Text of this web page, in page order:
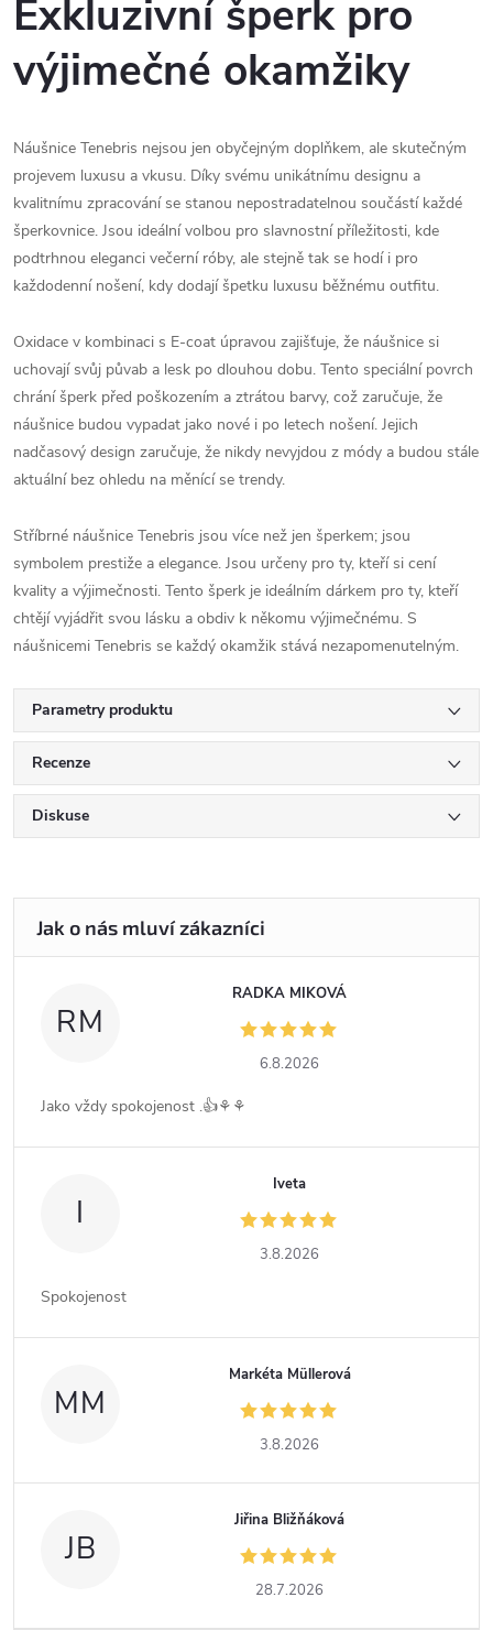
Exkluzivní šperk pro
výjimečné okamžiky
Náušnice Tenebris nejsou jen obyčejným doplňkem, ale skutečným
projevem luxusu a vkusu. Díky svému unikátnímu designu a
kvalitnímu zpracování se stanou nepostradatelnou součástí každé
šperkovnice. Jsou ideální volbou pro slavnostní příležitosti, kde
podtrhnou eleganci večerní róby, ale stejně tak se hodí i pro
každodenní nošení, kdy dodají špetku luxusu běžnému outfitu.
Oxidace v kombinaci s E-coat úpravou zajišťuje, že náušnice si
uchovají svůj půvab a lesk po dlouhou dobu. Tento speciální povrch
chrání šperk před poškozením a ztrátou barvy, což zaručuje, že
náušnice budou vypadat jako nové i po letech nošení. Jejich
nadčasový design zaručuje, že nikdy nevyjdou z módy a budou stále
aktuální bez ohledu na měnící se trendy.
Stříbrné náušnice Tenebris jsou více než jen šperkem; jsou
symbolem prestiže a elegance. Jsou určeny pro ty, kteří si cení
kvality a výjimečnosti. Tento šperk je ideálním dárkem pro ty, kteří
chtějí vyjádřit svou lásku a obdiv k někomu výjimečnému. S
náušnicemi Tenebris se každý okamžik stává nezapomenutelným.
Parametry produktu
Recenze
Diskuse
RM
RADKA MIKOVÁ
6.8.2026
Jako vždy spokojenost .👍⚘️⚘️
I
Iveta
3.8.2026
Spokojenost
MM
Markéta Müllerová
3.8.2026
JB
Jiřina Bližňáková
28.7.2026